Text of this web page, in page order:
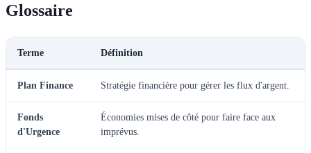
Glossaire
Terme Définition
Plan Finance Stratégie financière pour gérer les flux d'argent.
Fonds
d'Urgence
Économies mises de côté pour faire face aux
imprévus.